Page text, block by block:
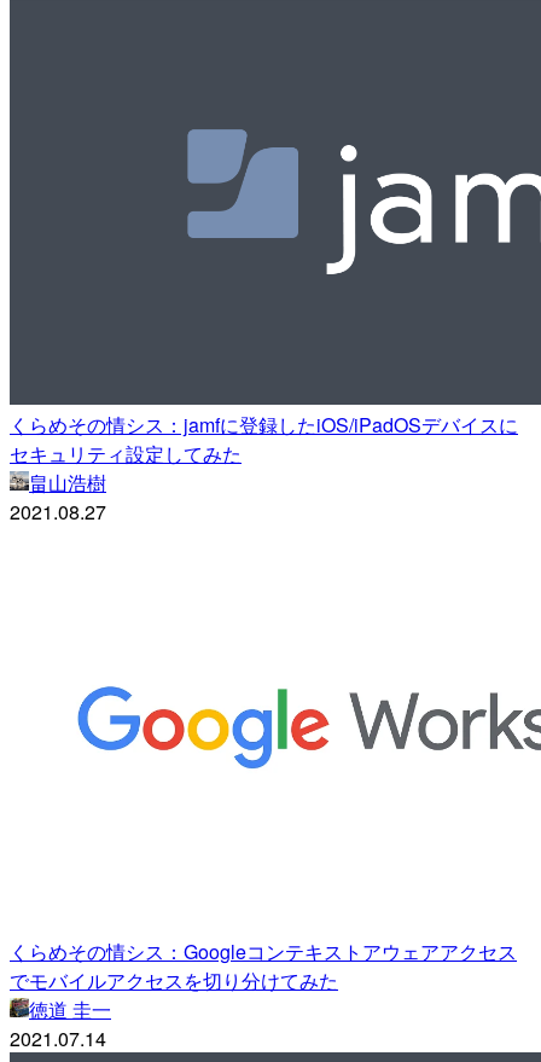
くらめその情シス：jamfに登録したiOS/iPadOSデバイスに
セキュリティ設定してみた
畠山浩樹
2021.08.27
くらめその情シス：Googleコンテキストアウェアアクセス
でモバイルアクセスを切り分けてみた
徳道 圭一
2021.07.14